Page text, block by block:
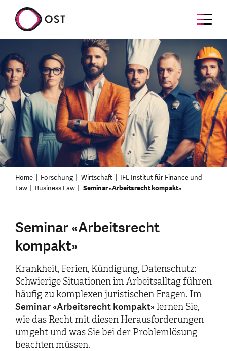
Home Forschung Wirtschaft
IFL Institut für Finance und
Law
Business Law Seminar «Arbeitsrecht kompakt»
Seminar «Arbeitsrecht
kompakt»
Krankheit, Ferien, Kündigung, Datenschutz:
Schwierige Situationen im Arbeitsalltag führen
häufig zu komplexen juristischen Fragen. Im
Seminar «Arbeitsrecht kompakt» lernen Sie,
wie das Recht mit diesen Herausforderungen
umgeht und was Sie bei der Problemlösung
beachten müssen.